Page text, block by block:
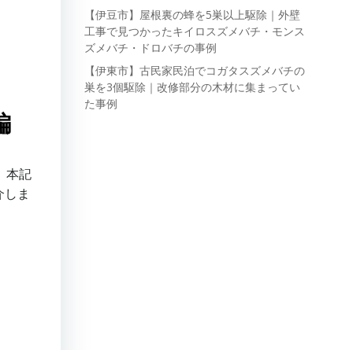
本記
ま
【伊豆市】屋根裏の蜂を5巣以上駆除｜外壁
工事で見つかったキイロスズメバチ・モンス
ズメバチ・ドロバチの事例
【伊東市】古民家民泊でコガタスズメバチの
巣を3個駆除｜改修部分の木材に集まってい
た事例